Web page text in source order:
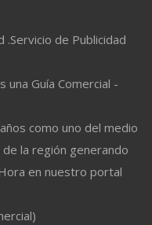
.Servicio de Publicidad
Guía Comercial -
como uno del medio
la región generando
en nuestro portal